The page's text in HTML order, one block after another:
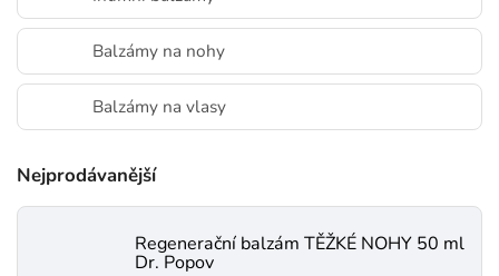
Balzámy na nohy
Balzámy na vlasy
Nejprodávanější
Regenerační balzám TĚŽKÉ NOHY 50 ml
Dr. Popov